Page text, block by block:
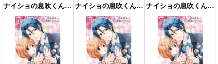
ナイショの息吹くん～身代わり男子寮生活の受難 5巻〈彼氏とは心配性な生き物〉 ナイショの息吹くん～身代わり男子寮生活の受難 6巻〈キスよりもイケナイこと〉 ナイショの息吹くん～身代わり男子寮生活の受難 7巻〈男の子のフリはもうイヤ〉